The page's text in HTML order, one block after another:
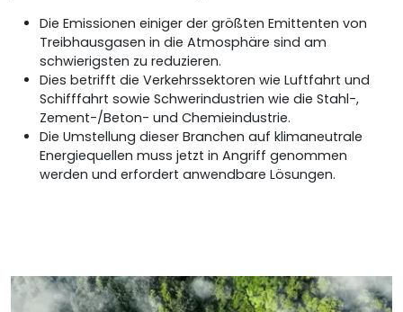
Die Emissionen einiger der größten Emittenten von
Treibhausgasen in die Atmosphäre sind am
schwierigsten zu reduzieren.
Dies betrifft die Verkehrssektoren wie Luftfahrt und
Schifffahrt sowie Schwerindustrien wie die Stahl-,
Zement-/Beton- und Chemieindustrie.
Die Umstellung dieser Branchen auf klimaneutrale
Energiequellen muss jetzt in Angriff genommen
werden und erfordert anwendbare Lösungen.